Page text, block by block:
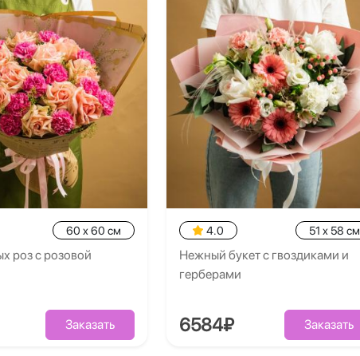
60 x 60 см
роз с розовой
Заказать
4.0 51 x 58 см
Нежный букет с гвоздиками и
герберами
6584₽ Заказать